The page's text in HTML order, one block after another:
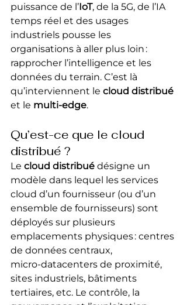
puissance de l’IoT, de la 5G, de l’IA
temps réel et des usages
industriels pousse les
organisations à aller plus loin :
rapprocher l’intelligence et les
données du terrain. C’est là
qu’interviennent le cloud distribué
et le multi‑edge.
Qu’est-ce que le cloud
distribué ?
Le cloud distribué désigne un
modèle dans lequel les services
cloud d’un fournisseur (ou d’un
ensemble de fournisseurs) sont
déployés sur plusieurs
emplacements physiques : centres
de données centraux,
micro‑datacenters de proximité,
sites industriels, bâtiments
tertiaires, etc. Le contrôle, la